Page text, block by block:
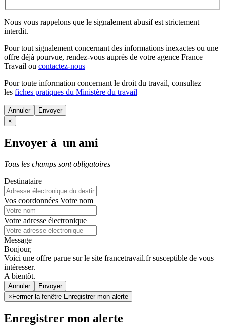
Nous vous rappelons que le signalement abusif est strictement
interdit.
Pour tout signalement concernant des informations inexactes ou une
offre déjà pourvue, rendez-vous auprès de votre agence France
Travail ou contactez-nous
Pour toute information concernant le droit du travail, consultez
les fiches pratiques du Ministère du travail
Annuler
×
Envoyer à un ami
Tous les champs sont obligatoires
Destinataire
Vos coordonnées Votre nom
Votre adresse électronique
Message
Bonjour,
Voici une offre parue sur le site francetravail.fr susceptible de vous
intéresser.
A bientôt.
Annuler
× Fermer la fenêtre Enregistrer mon alerte
Enregistrer mon alerte